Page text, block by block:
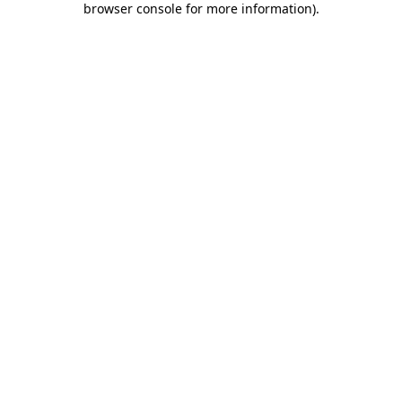
browser console for more information).